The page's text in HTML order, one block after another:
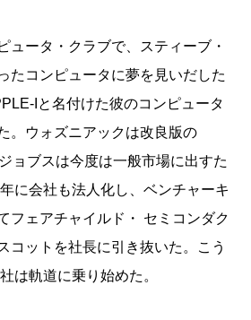
ュータ・クラブで、スティーブ・
たコンピュータに夢を見いだした
Iと名付けた彼のコンピュータ
。ウォズニアックは改良版の
ョブスは今度は一般市場に出すた
に会社も法人化し、ベンチャーキ
フェアチャイルド・ セミコンダク
コットを社長に引き抜いた。こう
は軌道に乗り始めた。